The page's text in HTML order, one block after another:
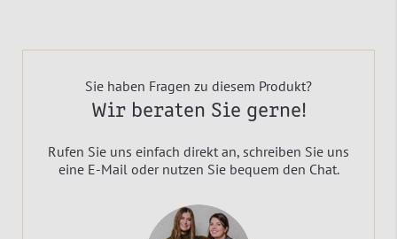
Sie haben Fragen zu diesem Produkt?
Wir beraten Sie gerne!
Rufen Sie uns einfach direkt an, schreiben Sie uns
eine E-Mail oder nutzen Sie bequem den Chat.